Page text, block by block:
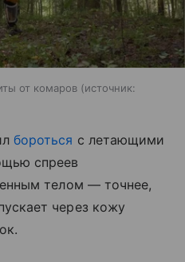
от комаров
источник:
бороться с летающими
спреев
телом — точнее,
через кожу